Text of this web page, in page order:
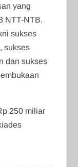
yang
NTT-NTB.
sukses
sukses
dan sukses
250 miliar